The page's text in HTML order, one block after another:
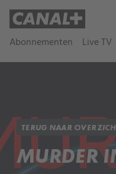
Abonnementen Live TV
TERUG NAAR
MURDER